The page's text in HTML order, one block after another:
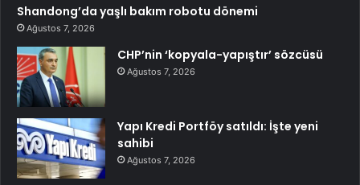
Shandong’da yaşlı bakım robotu dönemi
Ağustos 7, 2026
CHP’nin ‘kopyala-yapıştır’ sözcüsü
Ağustos 7, 2026
Yapı Kredi Portföy satıldı: İşte yeni
sahibi
Ağustos 7, 2026